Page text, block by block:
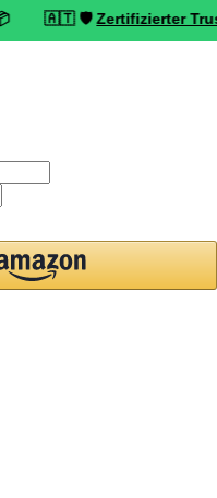
Zertifizierter Trusted